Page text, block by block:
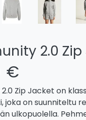
2.0 Zip
€
Zip Jacket on
joka on suunniteltu
ulkopuolella.